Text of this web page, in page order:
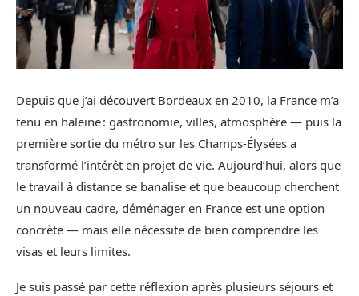
Depuis que j’ai découvert Bordeaux en 2010, la France m’a
tenu en haleine : gastronomie, villes, atmosphère — puis la
première sortie du métro sur les Champs‑Élysées a
transformé l’intérêt en projet de vie. Aujourd’hui, alors que
le travail à distance se banalise et que beaucoup cherchent
un nouveau cadre, déménager en France est une option
concrète — mais elle nécessite de bien comprendre les
visas et leurs limites.
Je suis passé par cette réflexion après plusieurs séjours et